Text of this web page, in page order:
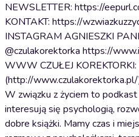
NEWSLETTER: https://
KONTAKT: https://
INSTAGRAM AGNIESZKI
@czulakorektorka https://
WWW CZUŁEJ
(http://
W związku z życiem to podkast
interesują się psychologią,
dobre książki. Mamy czas i